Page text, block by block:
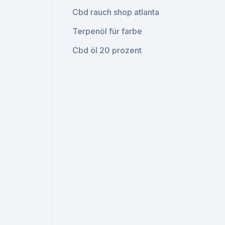
Cbd rauch shop atlanta
Terpenöl für farbe
Cbd öl 20 prozent